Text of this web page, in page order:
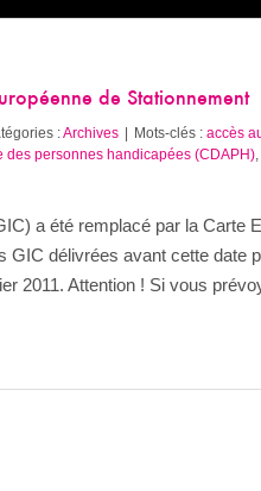
de Stationnement
:Archives | Mots-clés : accès
des personnes handicapées (CDAPH)
a été remplacé par la Carte
GIC délivrées avant cette date
2011. Attention ! Si vous